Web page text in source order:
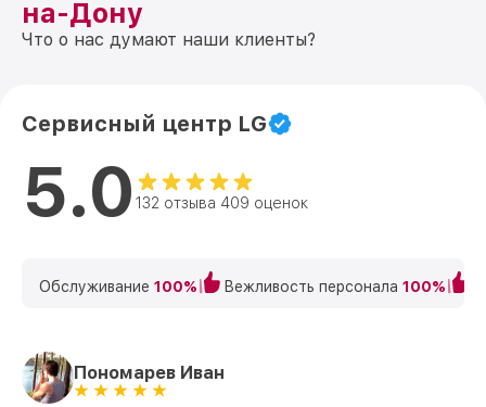
на-Дону
Что о нас думают наши клиенты?
Сервисный центр LG
5.0 132 отзыва 409 оценок
Обслуживание 100% Вежливость персонала 100%
Пономарев Иван